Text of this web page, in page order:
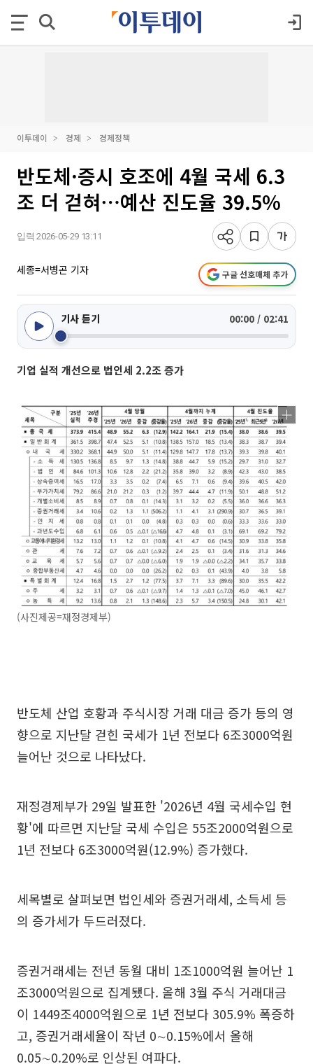
이투데이 경제 경제정책
반도체·증시 호조에 4월 국세 6.3
조 더 걷혀⋯예산 진도율 39.5%
입력 2026-05-29 13:11
세종=서병곤 기자 구글 선호매체 추가
기사 듣기 00:00 / 02:41
기업 실적 개선으로 법인세 2.2조 증가
(사진제공=재정경제부)
반도체 산업 호황과 주식시장 거래 대금 증가 등의 영
향으로 지난달 걷힌 국세가 1년 전보다 6조3000억원
늘어난 것으로 나타났다.
재정경제부가 29일 발표한 '2026년 4월 국세수입 현
황'에 따르면 지난달 국세 수입은 55조2000억원으로
1년 전보다 6조3000억원(12.9%) 증가했다.
세목별로 살펴보면 법인세와 증권거래세, 소득세 등
의 증가세가 두드러졌다.
증권거래세는 전년 동월 대비 1조1000억원 늘어난 1
조3000억원으로 집계됐다. 올해 3월 주식 거래대금
이 1449조4000억원으로 1년 전보다 305.9% 폭증하
고, 증권거래세율이 작년 0∼0.15%에서 올해
0.05∼0.20%로 인상된 여파다.